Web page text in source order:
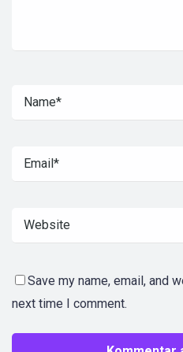
Save my name, email, and
next time I comment.